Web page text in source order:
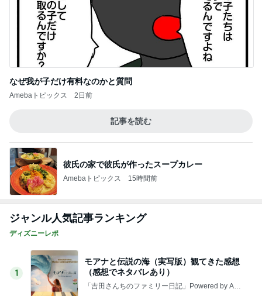
なぜ我が子だけ有料なのかと質問
Amebaトピックス 2日前
記事を読む
彼氏の家で彼氏が作ったスープカレー
Amebaトピックス 15時間前
ジャンル人気記事ランキング
ディズニーレポ
1
モアナと伝説の海（実写版）観てきた感想
（感想でネタバレあり）
「吉田さんちのファミリー日記」Powered by Ame